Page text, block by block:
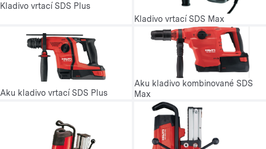
Kladivo vrtací SDS Plus
Kladivo vrtací SDS Max
Aku kladivo vrtací SDS Plus
Aku kladivo kombinované SDS
Max